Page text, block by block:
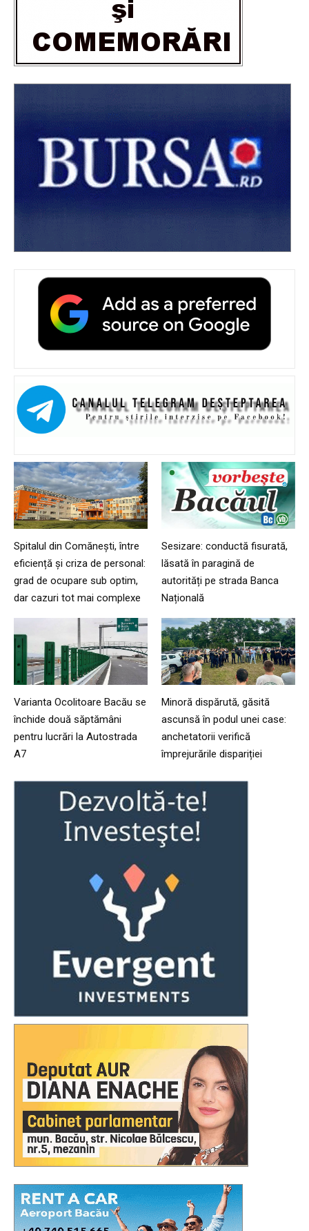
Spitalul din Comănești, între
eficiență și criza de personal:
grad de ocupare sub optim,
dar cazuri tot mai complexe
Sesizare: conductă fisurată,
lăsată în paragină de
autorități pe strada Banca
Națională
Varianta Ocolitoare Bacău se
închide două săptămâni
pentru lucrări la Autostrada
A7
Minoră dispărută, găsită
ascunsă în podul unei case:
anchetatorii verifică
împrejurările dispariției